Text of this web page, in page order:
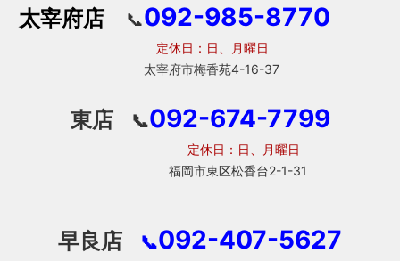
太宰府店 📞092-985-8770
定休日：日、月曜日
太宰府市梅香苑4-16-37
東店 📞092-674-7799
定休日：日、月曜日
福岡市東区松香台2-1-31
早良店 📞092-407-5627